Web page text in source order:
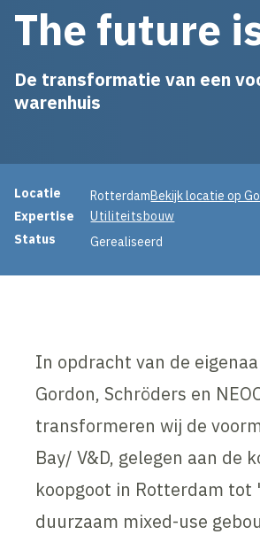
The future
De transformatie van een
warenhuis
Projectinformatie
Locatie RotterdamBekijk locatie op
Expertise
Utiliteitsbouw
Status
Gerealiseerd
In opdracht van de
Gordon, Schröders en
transformeren wij de
Bay/ V&D, gelegen aan de
koopgoot in Rotterdam tot
duurzaam mixed-use